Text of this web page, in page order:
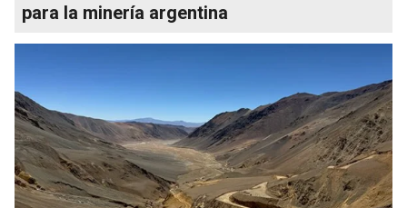
para la minería argentina